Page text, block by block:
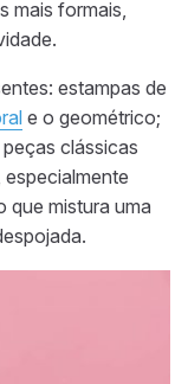
mais formais,
estampas de
e o geométrico;
clássicas
mistura uma